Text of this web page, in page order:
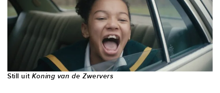
Still uit Koning van de Zwervers